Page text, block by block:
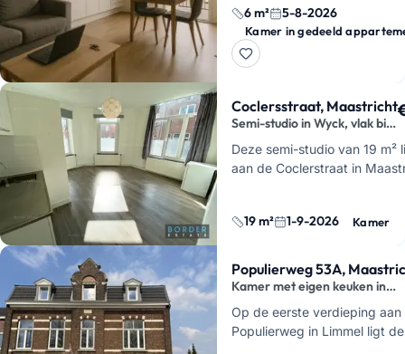
Je huurt hier een kamer in
die o…
6 m² 5-8-2026
Kamer in gedeeld
Coclersstraat, Maastricht
Semi-studio in Wyck, vlak bij
station
Deze semi-studio van 19 m²
aan de Coclerstraat in
hier je eigen douche en w…
19 m² 1-9-2026 Kamer
Populierweg 53A,
Kamer met eigen keuken in
Limmel
Op de eerste verdieping aan
Populierweg in Limmel ligt